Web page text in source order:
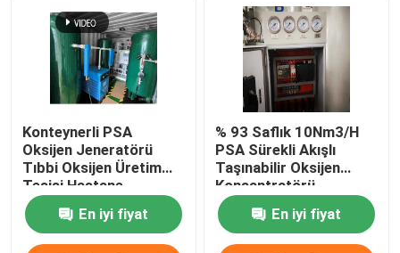
Konteynerli PSA
Oksijen Jeneratörü
Tıbbi Oksijen Üretim
Tesisi Hastane
En iyi fiyat
% 93 Saflık 10Nm3/H
PSA Sürekli Akışlı
Taşınabilir Oksijen
Konsantratörü
En iyi fiyat